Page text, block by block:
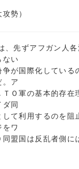
勢）
先ずアフガン人各
ない
争が国際化している
。ア
Ｏ軍の基本的存在
ダ同
て利用するのを阻
ワ
盟国は反乱者側に